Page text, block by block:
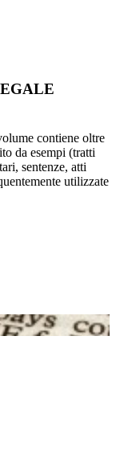
contiene oltre
da esempi (tratti
sentenze, atti
utilizzate